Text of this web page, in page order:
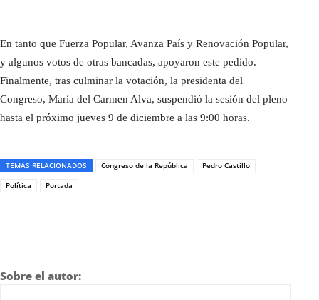
En tanto que Fuerza Popular, Avanza País y Renovación Popular,
y algunos votos de otras bancadas, apoyaron este pedido.
Finalmente, tras culminar la votación, la presidenta del
Congreso, María del Carmen Alva, suspendió la sesión del pleno
hasta el próximo jueves 9 de diciembre a las 9:00 horas.
TEMAS RELACIONADOS Congreso de la República
Pedro Castillo
Política
Portada
Sobre el autor: